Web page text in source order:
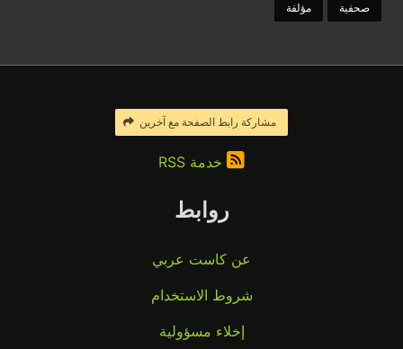
صحفية مؤلفة
مشاركة رابط الصفحة مع آخرين
خدمة RSS
روابط
عن كاست عربي
شروط الاستخدام
إخلاء مسؤولية